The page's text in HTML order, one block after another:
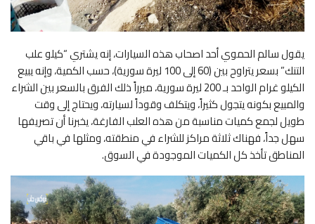
يقول سالم الحموي أحد اصحاب هذه السيارات، إنه يشتري “كيلو علب
التنك” بسعر يتراوح بين (60 إلى 100 ليرة سورية)، حسب الكمية، وإنه يبيع
الكيلو غرام الواحد بـ 200 ليرة سورية، مبرراً ذلك الفرق بالسعر بين الشراء
والمبيع بكونه يتجول كثيراً، ويتكلف وقوداً لسيارته، ويحتاج إلى وقت
طويل لجمع كميات مناسبة من هذه العلب الفارغة، يخبرنا أن تصريفها
سهل جداً، فهناك ثلاثة مراكز للشراء في منطقته، ومثلها في باقي
المناطق تأخذ كل الكميات الموجودة في السوق.